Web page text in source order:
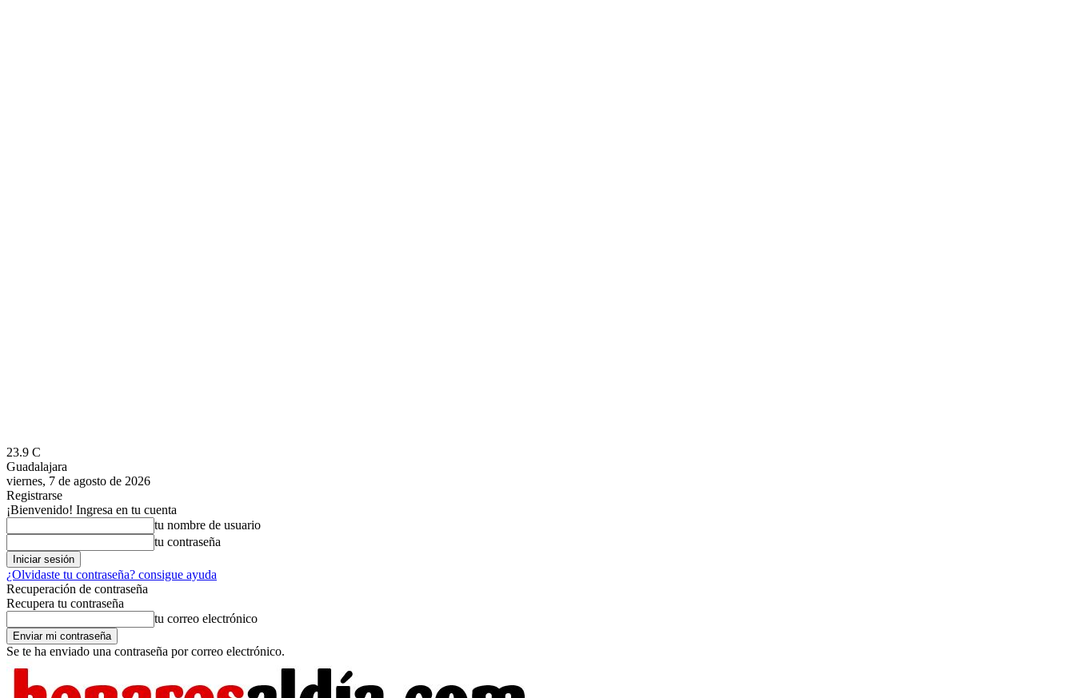
23.9 C
Guadalajara
viernes, 7 de agosto de 2026
Registrarse
¡Bienvenido! Ingresa en tu cuenta
tu nombre de usuario
tu contraseña
¿Olvidaste tu contraseña? consigue ayuda
Recuperación de contraseña
Recupera tu contraseña
tu correo electrónico
Se te ha enviado una contraseña por correo electrónico.